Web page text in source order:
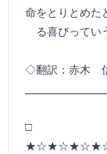
命をとりとめた
る喜びってい
◇翻訳：赤木
□